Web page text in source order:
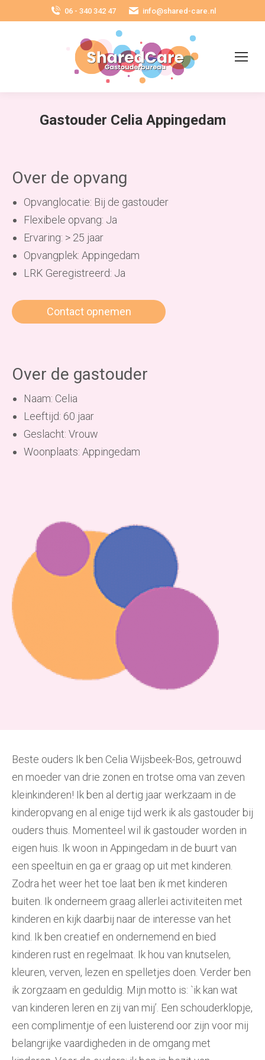
06 - 340 342 47 info@shared-care.nl
Gastouder Celia Appingedam
Over de opvang
Opvanglocatie: Bij de gastouder
Flexibele opvang: Ja
Ervaring: > 25 jaar
Opvangplek: Appingedam
LRK Geregistreerd: Ja
Contact opnemen
Over de gastouder
Naam: Celia
Leeftijd: 60 jaar
Geslacht: Vrouw
Woonplaats: Appingedam
Beste ouders Ik ben Celia Wijsbeek-Bos, getrouwd
en moeder van drie zonen en trotse oma van zeven
kleinkinderen! Ik ben al dertig jaar werkzaam in de
kinderopvang en al enige tijd werk ik als gastouder bij
ouders thuis. Momenteel wil ik gastouder worden in
eigen huis. Ik woon in Appingedam in de buurt van
een speeltuin en ga er graag op uit met kinderen.
Zodra het weer het toe laat ben ik met kinderen
buiten. Ik onderneem graag allerlei activiteiten met
kinderen en kijk daarbij naar de interesse van het
kind. Ik ben creatief en ondernemend en bied
kinderen rust en regelmaat. Ik hou van knutselen,
kleuren, verven, lezen en spelletjes doen. Verder ben
ik zorgzaam en geduldig. Mijn motto is: `ik kan wat
van kinderen leren en zij van mij’. Een schouderklopje,
een complimentje of een luisterend oor zijn voor mij
belangrijke vaardigheden in de omgang met